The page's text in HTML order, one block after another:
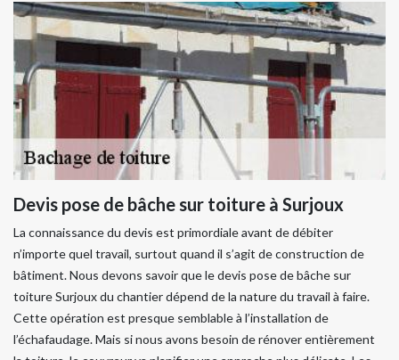
Devis pose de bâche sur toiture à Surjoux
La connaissance du devis est primordiale avant de débiter
n’importe quel travail, surtout quand il s’agit de construction de
bâtiment. Nous devons savoir que le devis pose de bâche sur
toiture Surjoux du chantier dépend de la nature du travail à faire.
Cette opération est presque semblable à l’installation de
l’échafaudage. Mais si nous avons besoin de rénover entièrement